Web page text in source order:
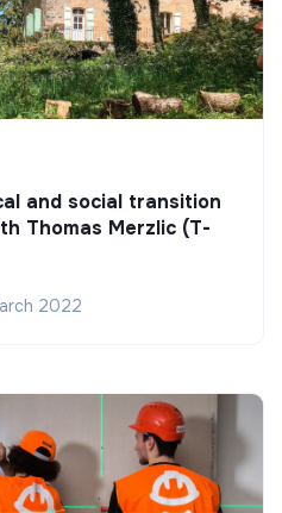
and social transition
Thomas Merzlic (T-
2022